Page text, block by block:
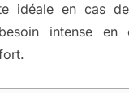
idéale en cas
intense en